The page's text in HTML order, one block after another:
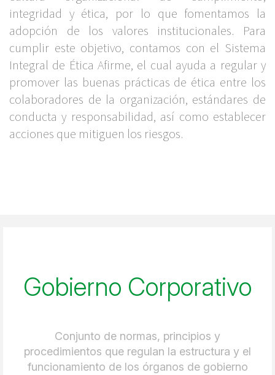
integridad y ética, por lo que fomentamos la
adopción de los valores institucionales. Para
cumplir este objetivo, contamos con el Sistema
Integral de Ética Afirme, el cual ayuda a regular y
promover las buenas prácticas de ética entre los
colaboradores de la organización, estándares de
conducta y responsabilidad, así como establecer
acciones que mitiguen los riesgos.
Gobierno Corporativo
Conjunto de normas, principios y
procedimientos que regulan la estructura y el
funcionamiento de los órganos de gobierno